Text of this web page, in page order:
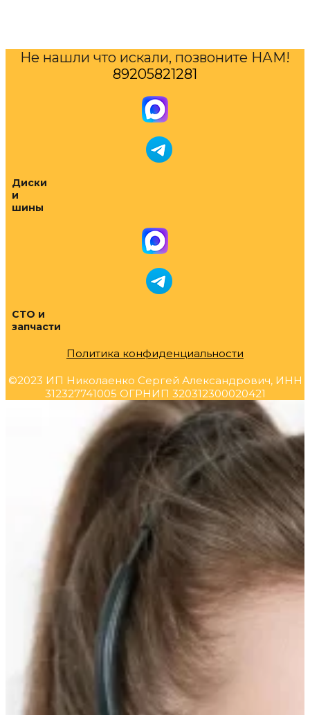
Не нашли что искали, позвоните НАМ!
89205821281
Диски
и
шины
СТО и
запчасти
Политика конфиденциальности
©2023 ИП Николаенко Сергей Александрович, ИНН
312327741005 ОГРНИП 320312300020421